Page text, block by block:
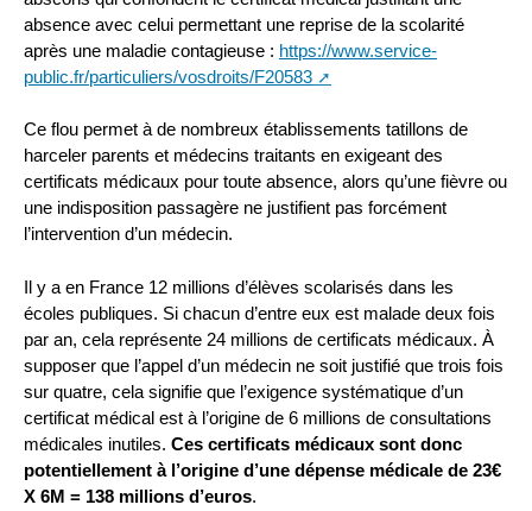
absence avec celui permettant une reprise de la scolarité
après une maladie contagieuse : https://www.service-
public.fr/particuliers/vosdroits/F20583
Ce flou permet à de nombreux établissements tatillons de
harceler parents et médecins traitants en exigeant des
certificats médicaux pour toute absence, alors qu’une fièvre ou
une indisposition passagère ne justifient pas forcément
l’intervention d’un médecin.
Il y a en France 12 millions d’élèves scolarisés dans les
écoles publiques. Si chacun d’entre eux est malade deux fois
par an, cela représente 24 millions de certificats médicaux. À
supposer que l’appel d’un médecin ne soit justifié que trois fois
sur quatre, cela signifie que l’exigence systématique d’un
certificat médical est à l’origine de 6 millions de consultations
médicales inutiles. Ces certificats médicaux sont donc
potentiellement à l’origine d’une dépense médicale de 23€
X 6M = 138 millions d’euros.